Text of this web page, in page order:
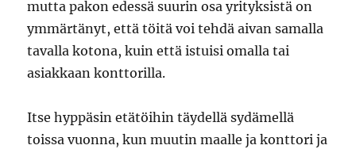
mutta pakon edessä suurin osa yrityksistä on
ymmärtänyt, että töitä voi tehdä aivan samalla
tavalla kotona, kuin että istuisi omalla tai
asiakkaan konttorilla.
Itse hyppäsin etätöihin täydellä sydämellä
toissa vuonna, kun muutin maalle ja konttori ja